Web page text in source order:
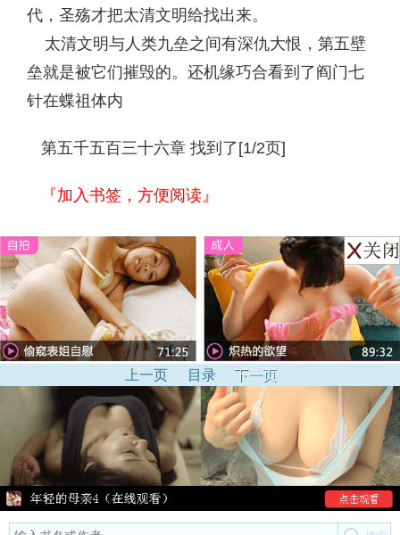
代，圣殇才把太清文明给找出来。
太清文明与人类九垒之间有深仇大恨，第五壁
垒就是被它们摧毁的。还机缘巧合看到了阎门七
针在蝶祖体内
第五千五百三十六章 找到了[1/2页]
『加入书签，方便阅读』
上一页 目录 下一页